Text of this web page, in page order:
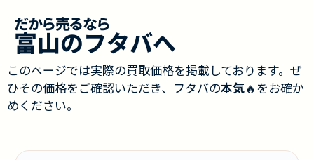
だから売るなら
富山のフタバへ
このページでは実際の買取価格を掲載しております。ぜ
ひその価格をご確認いただき、フタバの本気🔥をお確か
めください。